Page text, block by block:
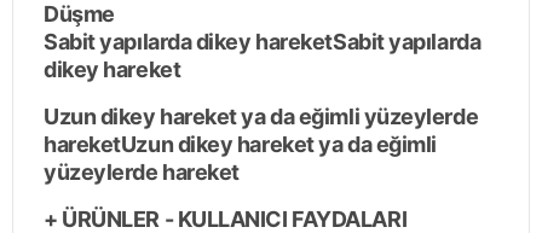
Düşme
Sabit yapılarda dikey hareketSabit yapılarda
dikey hareket
Uzun dikey hareket ya da eğimli yüzeylerde
hareketUzun dikey hareket ya da eğimli
yüzeylerde hareket
+ ÜRÜNLER - KULLANICI FAYDALARI